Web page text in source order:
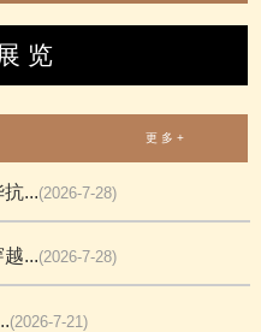
览
更 多 +
...(2026-7-28)
...(2026-7-28)
(2026-7-21)